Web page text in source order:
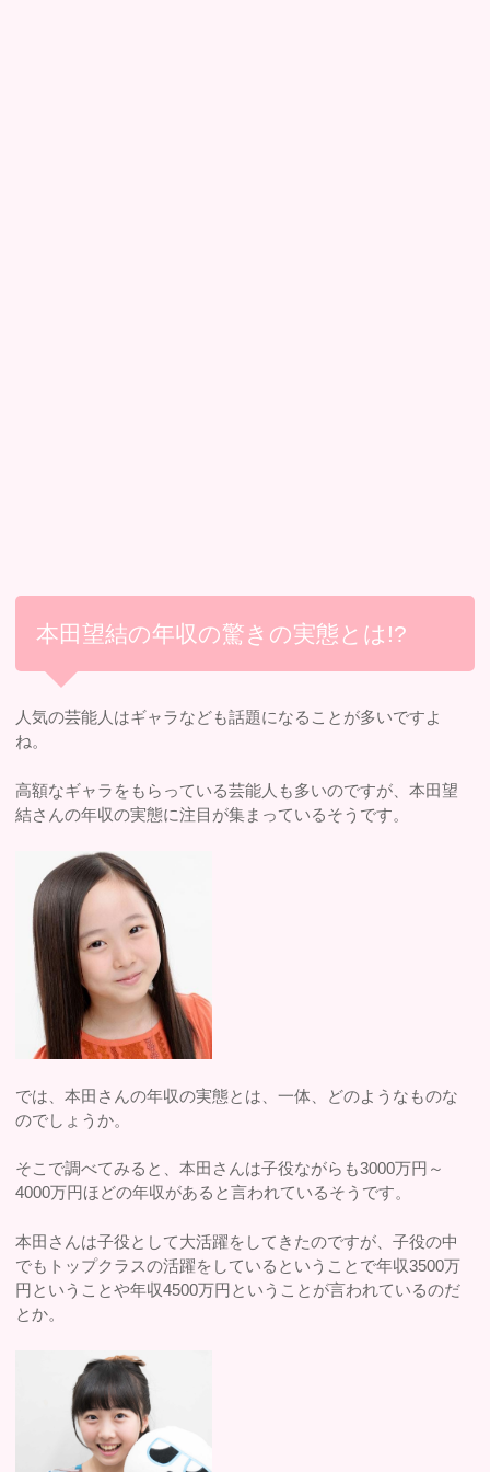
本田望結の年収の驚きの実態とは!?
人気の芸能人はギャラなども話題になることが多いですよ
ね。
高額なギャラをもらっている芸能人も多いのですが、本田望
結さんの年収の実態に注目が集まっているそうです。
では、本田さんの年収の実態とは、一体、どのようなものな
のでしょうか。
そこで調べてみると、本田さんは子役ながらも3000万円～
4000万円ほどの年収があると言われているそうです。
本田さんは子役として大活躍をしてきたのですが、子役の中
でもトップクラスの活躍をしているということで年収3500万
円ということや年収4500万円ということが言われているのだ
とか。